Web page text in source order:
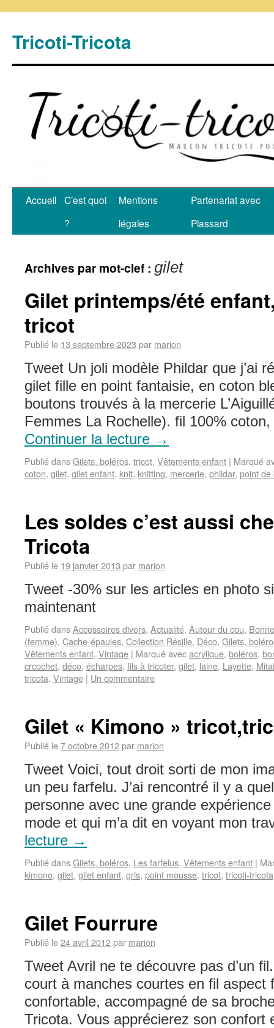
Tricoti-Tricota
Accueil C’est quoi
?
Mentions
légales
Partenariat avec
Plassard
Archives par mot-clef : gilet
Gilet printemps/été
tricot
Publié le 13 septembre 2023 par marion
Tweet Un joli modèle Phildar que j’ai
gilet fille en point fantaisie, en coton
boutons trouvés à la mercerie
Femmes La Rochelle). fil 100%
Continuer la lecture →
Publié dansGilets, boléros, tricot, Vêtements enfant | Marqué
coton, gilet, gilet enfant, knit, knitting, mercerie, phildar, point de
Les soldes c’est aussi
Tricota
Publié le 19 janvier 2013 par marion
Tweet -30% sur les articles en photo
maintenant
Publié dansAccessoires divers, Actualité, Autour du cou,
(femme), Cache-épaules, Collection Résille, Déco, Gilets,
Vêtements enfant, Vintage | Marqué avecacrylique, boléros,
crcochet, déco, écharpes, fils à tricoter, gilet, laine, Layette,
tricota, Vintage | Un commentaire
Gilet « Kimono »
Publié le7 octobre 2012par marion
Tweet Voici, tout droit sorti de mon
un peu farfelu. J’ai rencontré il y a
personne avec une grande
mode et qui m’a dit en voyant mon
lecture →
Publié dansGilets, boléros, Les farfelus, Vêtements enfant |
kimono, gilet, gilet enfant, gris, point mousse, tricot, tricoti-tricota
Gilet Fourrure
Publié le24 avril 2012par marion
Tweet Avril ne te découvre pas d’un
court à manches courtes en fil aspect
confortable, accompagné de sa
Tricota. Vous apprécierez son confort